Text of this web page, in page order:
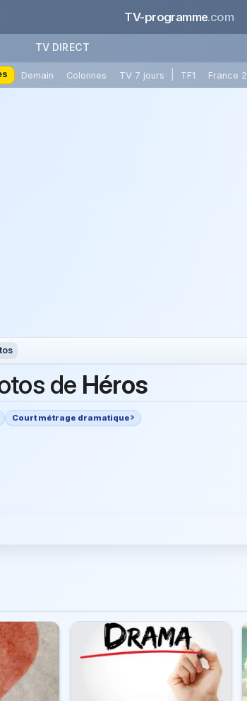
TV-programme.com
TV DIRECT
Demain Colonnes TV 7 jours TF1 France 2
de Héros
Court métrage dramatique